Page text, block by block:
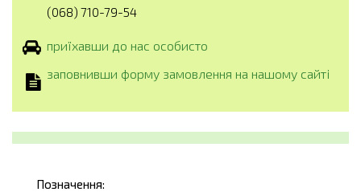
(068) 710-79-54
приїхавши до нас особисто
заповнивши форму замовлення на нашому сайті
Позначення: